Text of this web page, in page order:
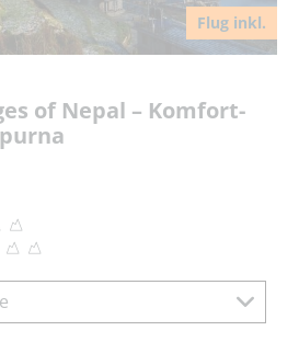
Flug inkl.
of Nepal – Komfort-